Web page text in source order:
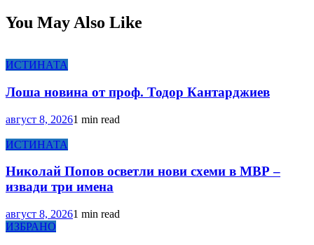
You May Also Like
ИСТИНАТА
Лоша новина от проф. Тодор Кантарджиев
август 8, 20261 min read
ИСТИНАТА
Николай Попов осветли нови схеми в МВР –
извади три имена
август 8, 20261 min read
ИЗБРАНО